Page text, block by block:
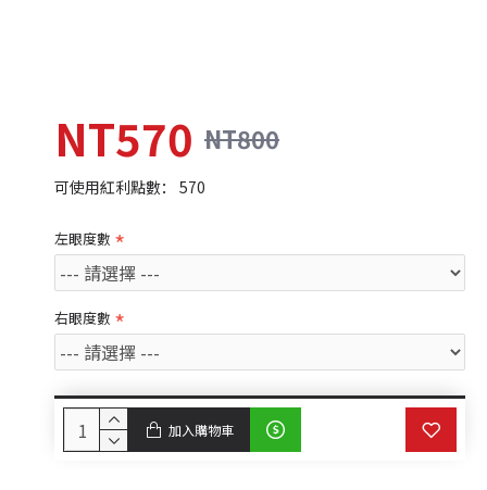
NT570 NT800
可使用紅利點數： 570
左眼度數
右眼度數
加入購物車